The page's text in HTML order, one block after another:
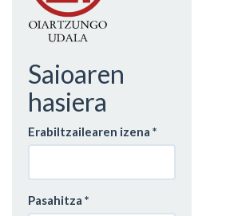
Saioaren
hasiera
Erabiltzailearen izena *
Pasahitza *